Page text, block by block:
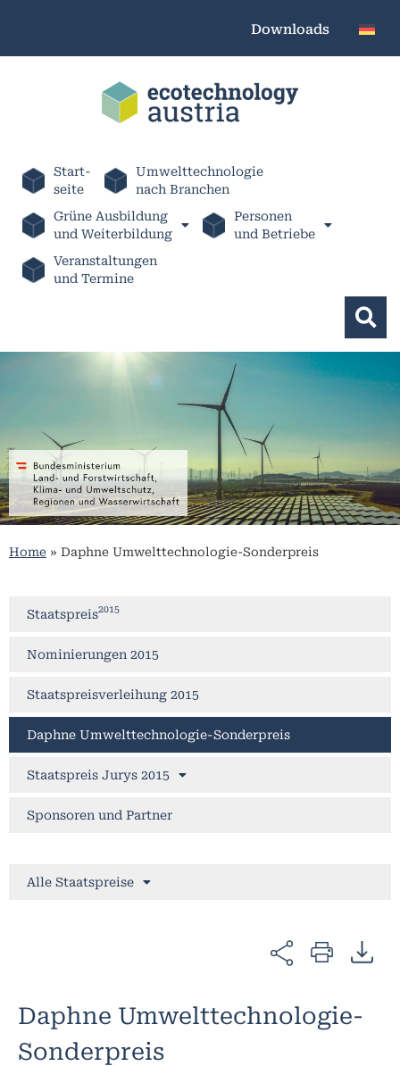
Downloads
Start-
seite
Umwelttechnologie
nach Branchen
Grüne Ausbildung
und Weiterbildung
Personen
und Betriebe
Veranstaltungen
und Termine
Home » Daphne Umwelttechnologie-Sonderpreis
Staatspreis2015
Nominierungen 2015
Staatspreisverleihung 2015
Daphne Umwelttechnologie-Sonderpreis
Staatspreis Jurys 2015
Sponsoren und Partner
Alle Staatspreise
Daphne Umwelttechnologie-
Sonderpreis